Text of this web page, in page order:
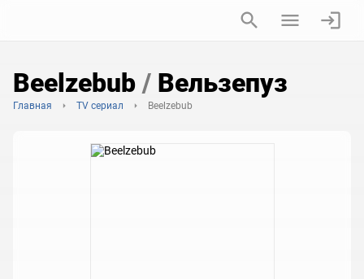
Beelzebub / Вельзепуз
Главная TV сериал Beelzebub